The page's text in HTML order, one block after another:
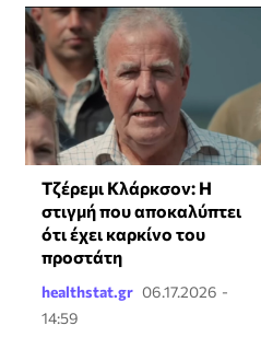
Τζέρεμι Κλάρκσον: Η
στιγμή που αποκαλύπτει
ότι έχει καρκίνο του
προστάτη
healthstat.gr 06.17.2026 -
14:59